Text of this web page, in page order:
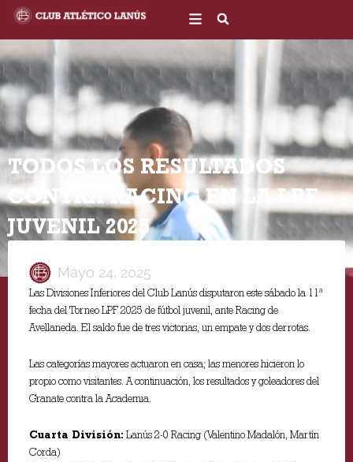
contenido
TODOS LOS RESULTADOS
CONTRA RACING EN LA LPF
JUVENIL 2025
Mayo 24, 2025
Las Divisiones Inferiores del Club Lanús disputaron este sábado la 11ª
fecha del Torneo LPF 2025 de fútbol juvenil, ante Racing de
Avellaneda. El saldo fue de tres victorias, un empate y dos derrotas.
Las categorías mayores actuaron en casa; las menores hicieron lo
propio como visitantes. A continuación, los resultados y goleadores del
Granate contra la Academia.
Cuarta División: Lanús 2-0 Racing (Valentino Madalón, Martín
Corda)